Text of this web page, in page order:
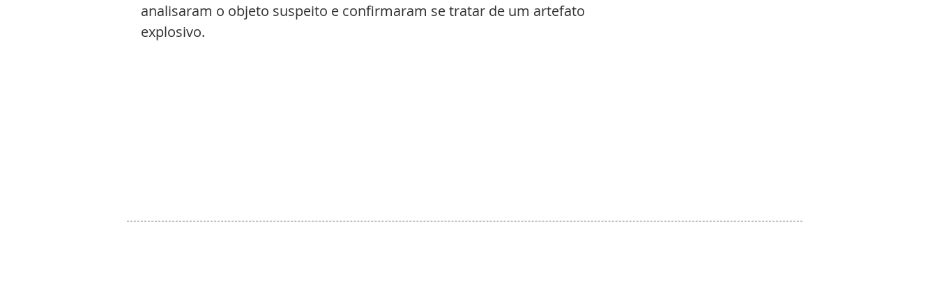
analisaram o objeto suspeito e confirmaram se tratar de um artefato
explosivo.